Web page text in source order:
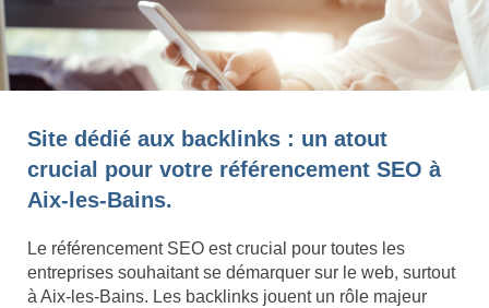
Site dédié aux backlinks : un atout
crucial pour votre référencement SEO à
Aix-les-Bains.
Le référencement SEO est crucial pour toutes les
entreprises souhaitant se démarquer sur le web, surtout
à Aix-les-Bains. Les backlinks jouent un rôle majeur